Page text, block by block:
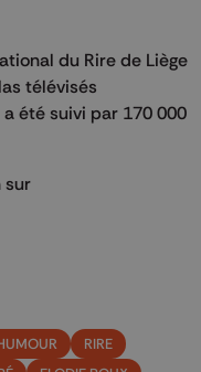
du Rire de Liège
télévisés
été suivi par 170 000
sur
RIRE